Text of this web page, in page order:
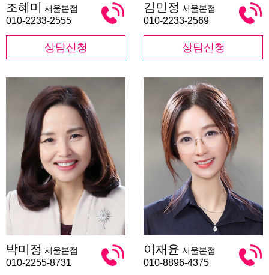
혜
미
조혜미 서울본점
010-2233-2555
상담신청
민
정
김민정 서울본점
010-2233-2569
상담신청
미
정
박미정 서울본점
010-2255-8731
재
윤
이재윤 서울본점
010-8896-4375